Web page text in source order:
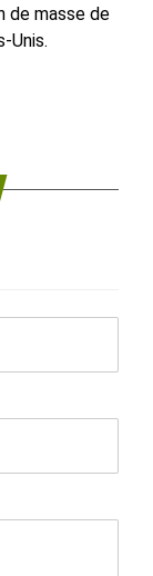
de masse de
Unis.